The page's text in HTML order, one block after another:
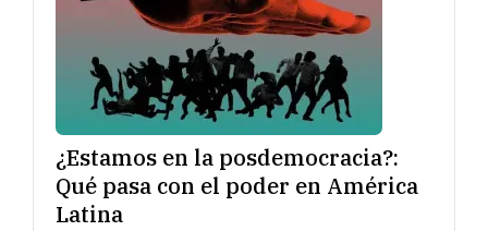
¿Estamos en la posdemocracia?:
Qué pasa con el poder en América
Latina